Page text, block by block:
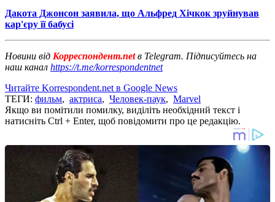
Дакота Джонсон заявила, що Альфред Хічкок зруйнував
кар'єру її бабусі
Новини від Корреспондент.netв Telegram. Підписуйтесь на
наш канал https://t.me/korrespondentnet
Читайте Korrespondent.net в Google News
ТЕГИ: фильм, актриса, Человек-паук, Marvel
Якщо ви помітили помилку, виділіть необхідний текст і
натисніть Ctrl + Enter, щоб повідомити про це редакцію.